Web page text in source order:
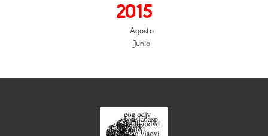
2015
Agosto
Junio